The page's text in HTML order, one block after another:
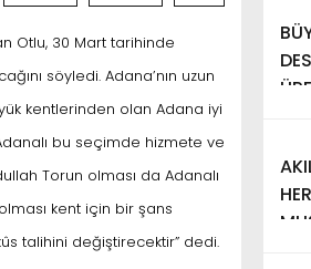
Otlu, 30 Mart tarihinde
söyledi. Adana’nın uzun
kentlerinden olan Adana iyi
bu seçimde hizmete ve
Torun olması da Adanalı
kent için bir şans
talihini değiştirecektir” dedi.